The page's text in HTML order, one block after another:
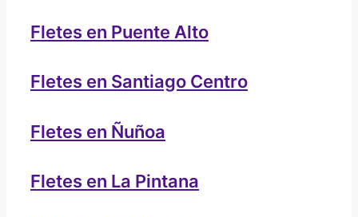
Fletes en Puente Alto
Fletes en Santiago Centro
Fletes en Ñuñoa
Fletes en La Pintana